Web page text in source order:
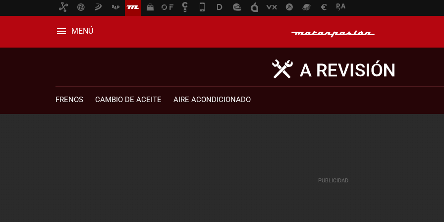
MENÚ
FRENOS CAMBIO DE ACEITE AIRE ACONDICIONADO